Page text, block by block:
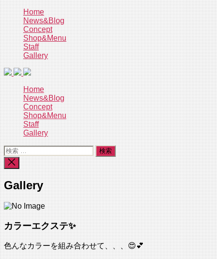
コ
ン
テ
ン
ツ
へ
ス
キ
ッ
プ
Home
News&Blog
Concept
Shop&Menu
Staff
Gallery
Home
News&Blog
Concept
Shop&Menu
Staff
Gallery
検
索
対
象:
検
索
を
閉
じ
る
Gallery
カラーエクステ✨
色んなカラーを組み合わせて、、、😍💕